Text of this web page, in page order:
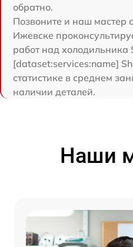
обратно.
Позвоните и наш мастер
Ижевске
работ над холодильника
[dataset:services:name]
статистике в среднем
наличии деталей.
Наши